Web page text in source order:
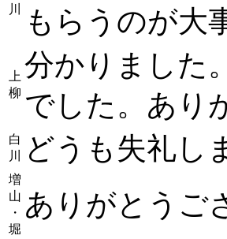
川
もらうのが大
上
柳
分かりました
でした。あり
白
川
どうも失礼し
増
山
・
堀
ありがとうご